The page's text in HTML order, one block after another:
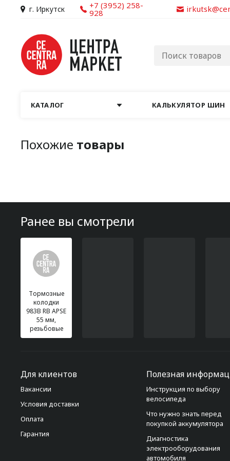
г. Иркутск +7 (3952) 258-
928
КАТАЛОГ КАЛЬКУЛЯТОР ШИН
Похожие товары
Ранее вы смотрели
Тормозные
колодки
983B RB APSE
55 мм,
резьбовые
Для клиентов
Вакансии
Условия доставки
Оплата
Гарантия
Полезная
Инструкция по выбору
велосипеда
Что нужно знать перед
покупкой аккумулятора
Диагностика
электрооборудования
автомобиля